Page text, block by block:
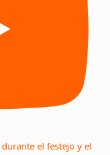
el festejo y el